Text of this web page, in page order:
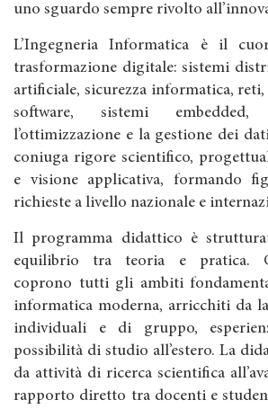
uno sguardo sempre rivolto
L’Ingegneria Informatica è il
trasformazione digitale: sistemi
artificiale, sicurezza informatica,
software, sistemi
l’ottimizzazione e la gestione dei
coniuga rigore scientifico,
e visione applicativa, formando
richieste a livello nazionale e
Il programma didattico è
equilibrio tra teoria e pratica.
coprono tutti gli ambiti
informatica moderna, arricchiti da
individuali e di gruppo,
possibilità di studio all’estero. La
da attività di ricerca scientifica
rapporto diretto tra docenti e